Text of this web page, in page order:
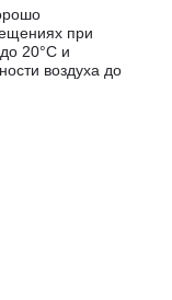
при
20°C и
воздуха до